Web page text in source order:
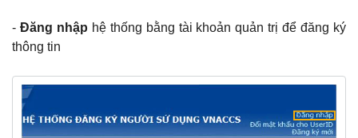
- Đăng nhập hệ thống bằng tài khoản quản trị để đăng ký
thông tin